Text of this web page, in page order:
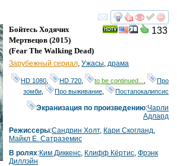
смотреть
133
Бойтесь Ходячих
Мертвецов (2015)
(Fear The Walking Dead)
Зарубежный сериал Ужасы драма
HD 1080 HD 720 to be continued...
Про
зомби
Про выживание Постапокалипсис
Экранизация по произведению:Чарли
Адлард
Режиссеры:Сандрин Холт, Кари Скогланд
Майкл Е. Сатраземис
В ролях:Ким Диккенс Клифф Кёртис Фрэнк
Диллэйн